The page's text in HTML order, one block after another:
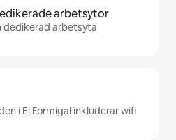
arbetsytor
dedikerad arbetsyta
i El Formigal inkluderar wifi